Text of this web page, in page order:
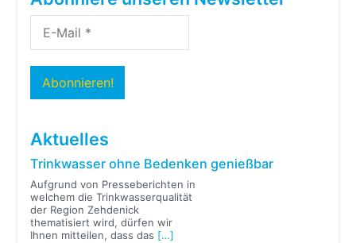
Aktuelles
Trinkwasser ohne Bedenken genießbar
Aufgrund von Presseberichten in
welchem die Trinkwasserqualität
der Region Zehdenick
thematisiert wird, dürfen wir
Ihnen mitteilen, dass das […]